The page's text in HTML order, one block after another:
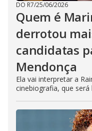
DO R7/25/06/2026
Quem é
derrotou
candidatas
Mendonça
Ela vai interpretar a
cinebiografia, que